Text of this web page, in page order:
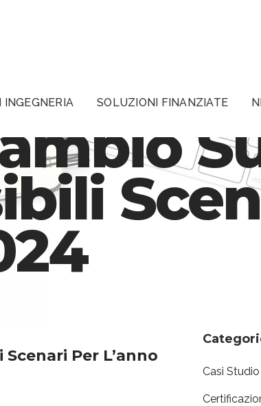
INGEGNERIA SOLUZIONI FINANZIATE
Per L’anno
Casi Studio